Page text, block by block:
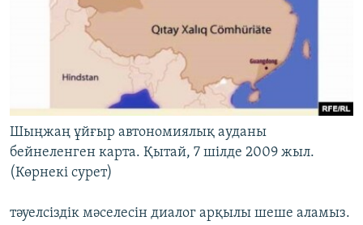
Шыңжаң ұйғыр автономиялық ауданы
бейнеленген карта. Қытай, 7 шілде 2009 жыл.
(Көрнекі сурет)
тәуелсіздік мәселесін диалог арқылы шеше аламыз.